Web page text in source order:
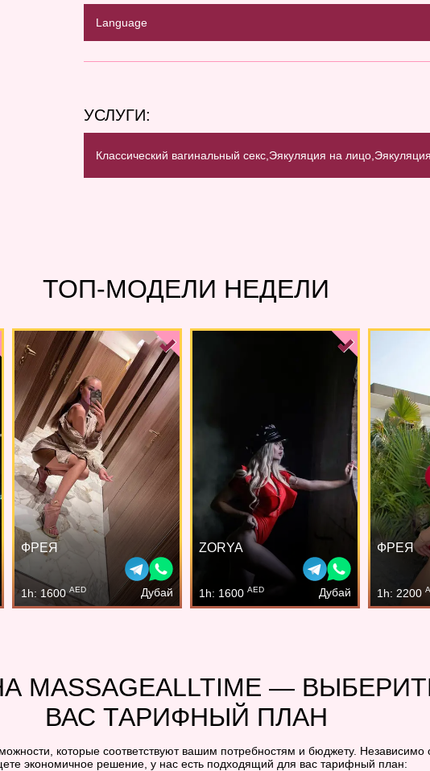
Language
УСЛУГИ:
Классический вагинальный секс, Эякуляция на лицо,
ТОП-МОДЕЛИ НЕДЕЛИ
ФРЕЯ
1h: 1600AED Дубай
ZORYA
1h: 1600 AED Дубай
ФРЕЯ
1h: 2200
MASSAGEALLTIME —
ВАС ТАРИФНЫЙ ПЛАН
которые соответствуют вашим потребностям и бюджету. Независимо
экономичное решение, у нас есть подходящий для вас тарифный план: